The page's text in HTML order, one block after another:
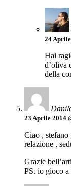
24
Hai
d’oliva
della
23 Aprile 2014
Ciao ,
relazione ,
Grazie
PS. io gioco